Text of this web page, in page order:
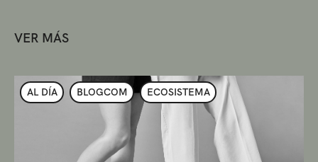
VER MÁS
AL DÍA BLOGCOM ECOSISTEMA